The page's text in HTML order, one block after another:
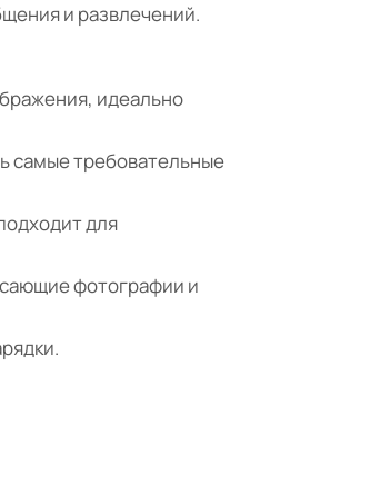
и развлечений.
идеально
самые требовательные
для
фотографии и